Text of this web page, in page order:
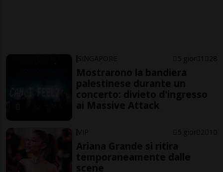
SINGAPORE 5 gior 1 28
Mostrarono la bandiera
palestinese durante un
concerto: divieto d'ingresso
ai Massive Attack
VIP 5 gior 2 10
Ariana Grande si ritira
temporaneamente dalle
scene